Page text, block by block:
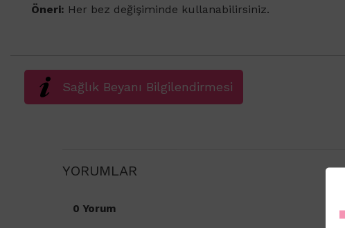
Öneri: Her bez değişiminde kullanabilirsiniz.
Sağlık Beyanı Bilgilendirmesi
YORUMLAR
0 Yorum